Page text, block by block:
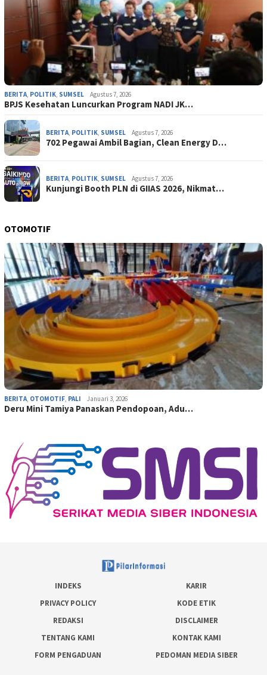
BERITA, POLITIK, SUMSEL Agustus 7, 2026
BPJS Kesehatan Luncurkan Program NADI JK…
BERITA, POLITIK, SUMSEL Agustus 7, 2026
702 Pegawai Ambil Bagian, Clean Energy D…
BERITA, POLITIK, SUMSEL Agustus 7, 2026
Kunjungi Booth PLN di GIIAS 2026, Nikmat…
OTOMOTIF
BERITA, OTOMOTIF, PALI Januari 3, 2026
Deru Mini Tamiya Panaskan Pendopoan, Adu…
INDEKS
KARIR
PRIVACY POLICY
KODE ETIK
REDAKSI
DISCLAIMER
TENTANG KAMI
KONTAK KAMI
FORM PENGADUAN
PEDOMAN MEDIA SIBER